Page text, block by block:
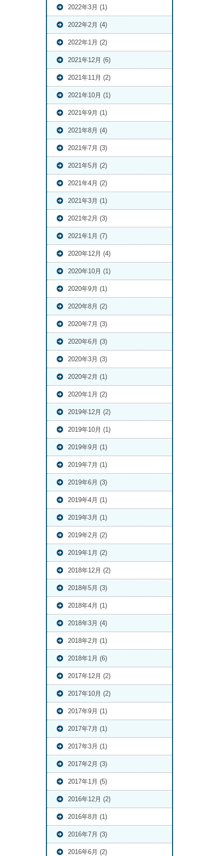
2022年3月 (1)
2022年2月 (4)
2022年1月 (2)
2021年12月 (6)
2021年11月 (2)
2021年10月 (1)
2021年9月 (1)
2021年8月 (4)
2021年7月 (3)
2021年5月 (2)
2021年4月 (2)
2021年3月 (1)
2021年2月 (3)
2021年1月 (7)
2020年12月 (4)
2020年10月 (1)
2020年9月 (1)
2020年8月 (2)
2020年7月 (3)
2020年6月 (3)
2020年3月 (3)
2020年2月 (1)
2020年1月 (2)
2019年12月 (2)
2019年10月 (1)
2019年9月 (1)
2019年7月 (1)
2019年6月 (3)
2019年4月 (1)
2019年3月 (1)
2019年2月 (2)
2019年1月 (2)
2018年12月 (2)
2018年5月 (3)
2018年4月 (1)
2018年3月 (4)
2018年2月 (1)
2018年1月 (6)
2017年12月 (2)
2017年10月 (2)
2017年9月 (1)
2017年7月 (1)
2017年3月 (1)
2017年2月 (3)
2017年1月 (5)
2016年12月 (2)
2016年8月 (1)
2016年7月 (3)
2016年6月 (2)